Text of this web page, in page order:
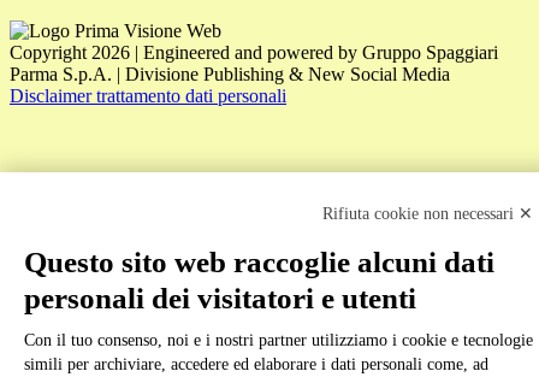
Copyright 2026 | Engineered and powered by Gruppo Spaggiari
Parma S.p.A. | Divisione Publishing & New Social Media
Disclaimer trattamento dati personali
Rifiuta cookie non necessari ✕
Questo sito web raccoglie alcuni dati
personali dei visitatori e utenti
Con il tuo consenso, noi e i nostri partner utilizziamo i cookie e tecnologie
simili per archiviare, accedere ed elaborare i dati personali come, ad